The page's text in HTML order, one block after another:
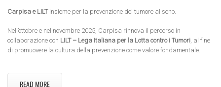
Carpisa e LILTinsieme per la prevenzione del tumore al seno.
Nell’ottobre e nel novembre 2025, Carpisa rinnova il percorso in
collaborazione con LILT – Lega Italiana per la Lotta contro i Tumori, al fine
di promuovere la cultura della prevenzione come valore fondamentale.
READ MORE